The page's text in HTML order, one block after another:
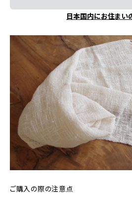
日本国内にお住まい
ご購入の際の注意点